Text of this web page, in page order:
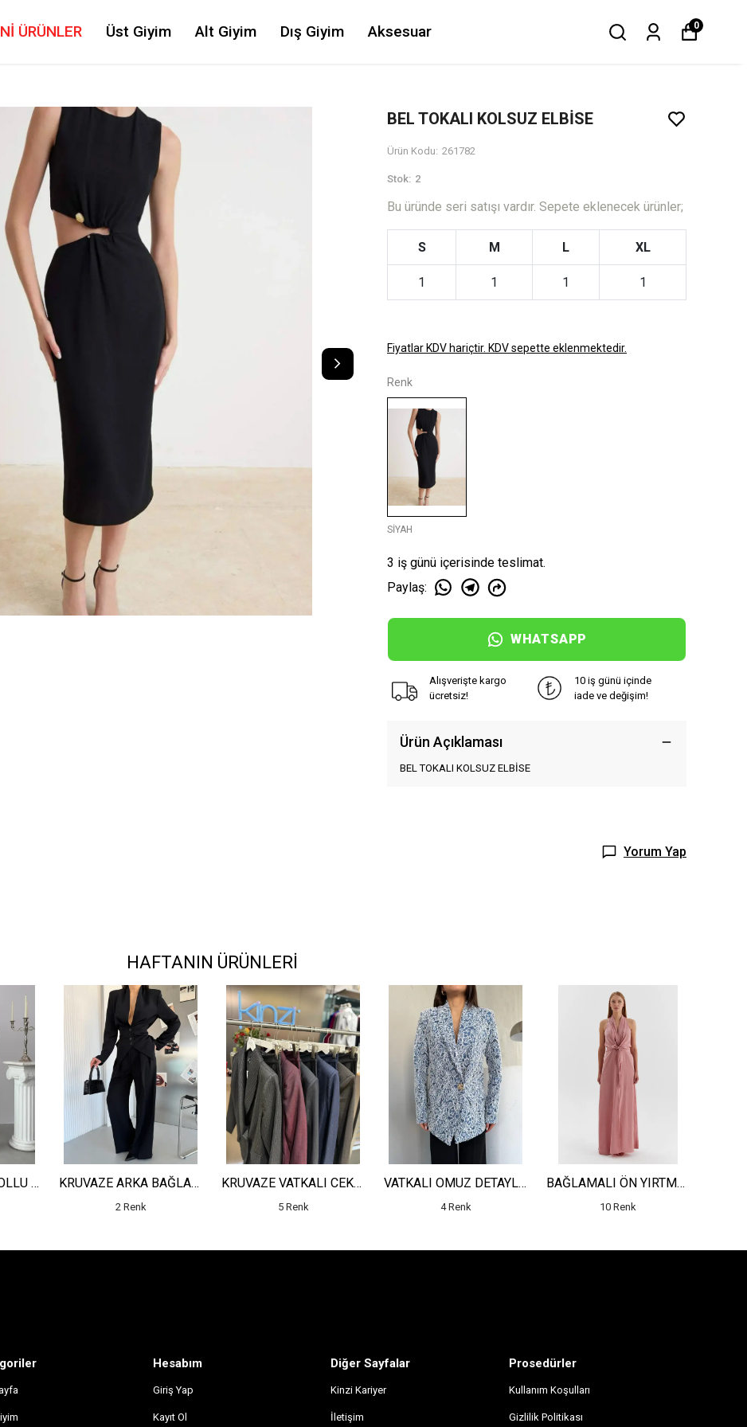
ÜRÜNLER Üst Giyim Alt Giyim Dış Giyim Aksesuar 0
BEL TOKALI KOLSUZ ELBİSE
Ürün Kodu: 261782
Stok: 2
Bu üründe seri satışı vardır. Sepete eklenecek ürünler;
S M L XL
1 1 1 1
Fiyatlar KDV hariçtir. KDV sepette eklenmektedir.
Renk
SİYAH
3 iş günü içerisinde teslimat.
Paylaş:
WHATSAPP
Alışverişte kargo
ücretsiz!
10 iş günü içinde
iade ve değişim!
Ürün Açıklaması
BEL TOKALI KOLSUZ ELBİSE
Yorum Yap
HAFTANIN ÜRÜNLERİ
FİYONKLU KISA KOLLU CEKET - YÜKSEK BEL SALAŞ PANTOLON KRUVAZE ARKA BAĞLAMALI MİNİ CEKET - YÜKSEK BEL PİLELİ DETAYLI SALAŞ PANTOLON
2 Renk
KRUVAZE VATKALI CEKET - YÜKSEK BEL ÇİZGİLİ PANTOLON
5 Renk
VATKALI OMUZ DETAYLI JAKARLI UZUN CEKET
4 Renk
BAĞLAMALI ÖN YIRTMAÇ DETAYLI DESENLİ ELBİSE
10 Renk
Hesabım
Giriş Yap
Kayıt Ol
Diğer Sayfalar
Kinzi Kariyer
İletişim
Prosedürler
Kullanım Koşulları
Gizlilik Politikası